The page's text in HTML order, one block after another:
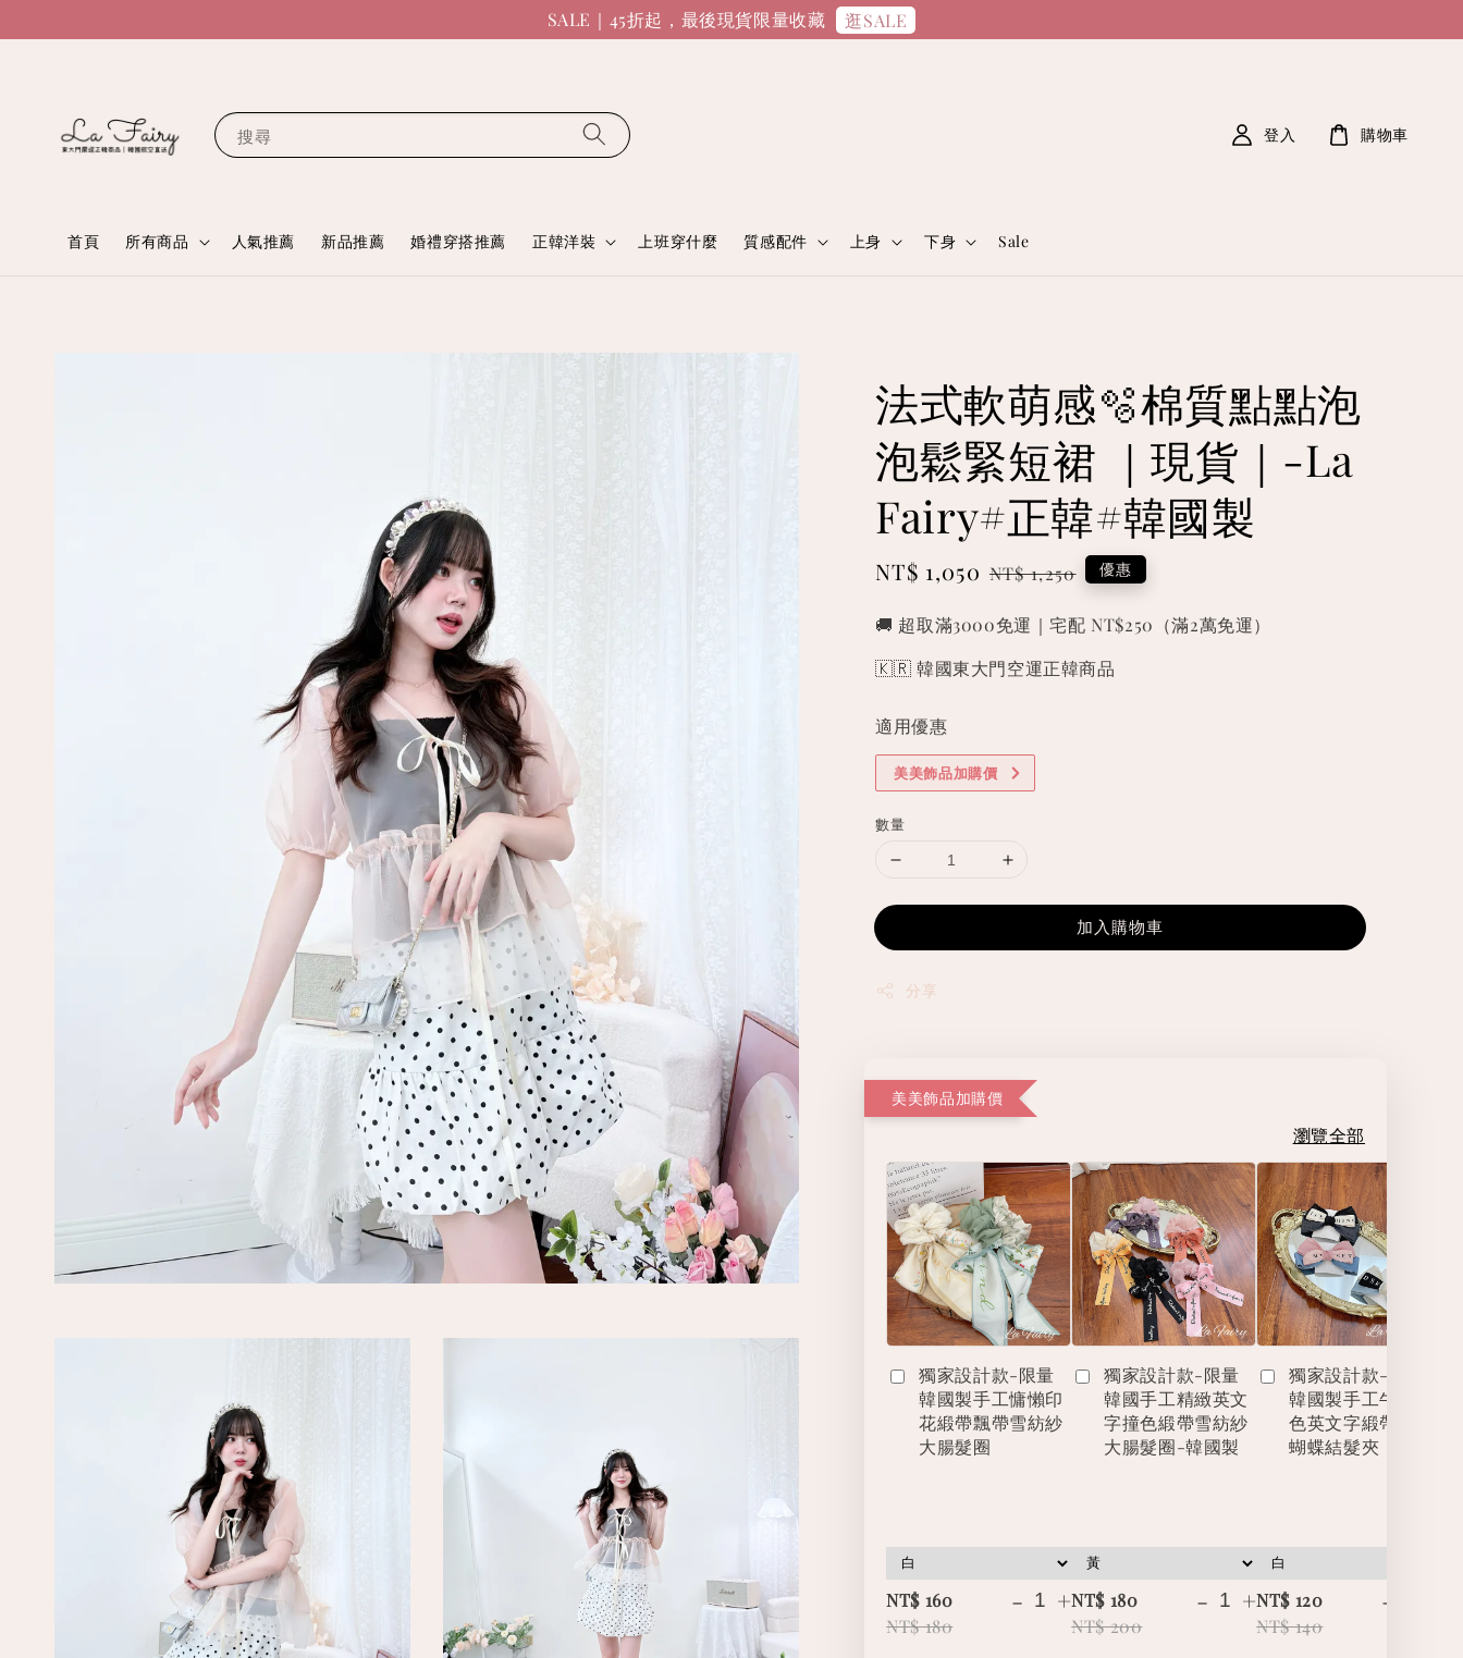
SALE｜45折起，最後現貨限量收藏 逛SALE
搜尋
首頁 所有商品 人氣推薦 新品推薦 婚禮穿搭推薦 正韓洋裝 上班穿什麼 質感配件 上身 下身 Sale
登入 購物車
法式軟萌感🫧棉質點點泡
泡鬆緊短裙 ｜現貨｜-La
Fairy#正韓#韓國製
Sale
NT$ 1,050 Regular
NT$ 1,250 優惠
🚚 超取滿3000免運｜宅配 NT$250（滿2萬免運）
🇰🇷 韓國東大門空運正韓商品
適用優惠
美美飾品加購價
數量
加入購物車
分享
美美飾品加購價
瀏覽全部
獨家設計款-限量
韓國製手工慵懶印
花緞帶飄帶雪紡紗
大腸髮圈
NT$ 160
NT$ 180
- +
獨家設計款-限量
韓國手工精緻英文
字撞色緞帶雪紡紗
大腸髮圈-韓國製
NT$ 180
NT$ 200
- +
獨家設計款-限量
韓國製手工牛仔撞
色英文字緞帶立體
蝴蝶結髮夾
NT$ 120
NT$ 140
-